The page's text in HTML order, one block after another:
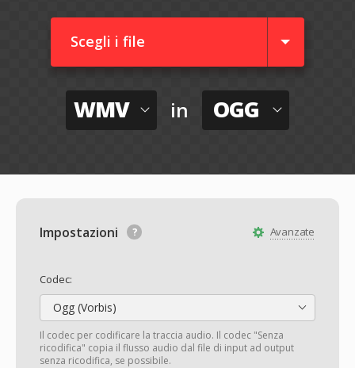
Scegli i file
WMV in OGG
Avanzate
Impostazioni
Codec:
Ogg (Vorbis)
Il codec per codificare la traccia audio. Il codec "Senza
ricodifica" copia il flusso audio dal file di input ad output
senza ricodifica, se possibile.